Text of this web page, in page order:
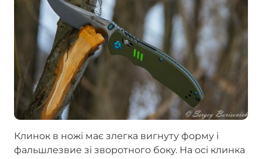
Клинок в ножі має злегка вигнуту форму і
фальшлезвие зі зворотного боку. На осі клинка